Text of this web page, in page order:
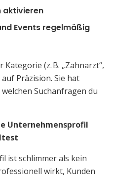
aktivieren
Events regelmäßig
(z. B. „Zahnarzt“,
auf Präzision. Sie hat
Suchanfragen du
Unternehmensprofil
ist schlimmer als kein
wirkt, Kunden